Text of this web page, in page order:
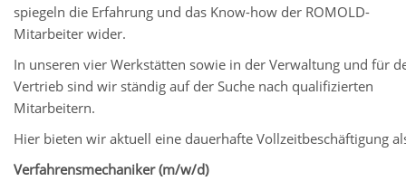
spiegeln die Erfahrung und das Know-how der ROMOLD-
Mitarbeiter wider.
In unseren vier Werkstätten sowie in der Verwaltung und für
Vertrieb sind wir ständig auf der Suche nach qualifizierten
Mitarbeitern.
Hier bieten wir aktuell eine dauerhafte Vollzeitbeschäftigung
Verfahrensmechaniker (m/w/d)